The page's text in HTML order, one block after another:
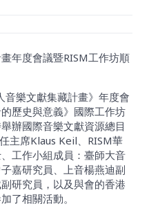
年度會議暨RISM工作坊順
樂文獻集藏計畫》年度會
歷史與意義》國際工作坊
辦國際音樂文獻資源總目
主席Klaus Keil、RISM華
工作小組成員：臺師大音
嘉研究員、上音楊燕迪副
研究員，以及與會的香港
了相關活動。